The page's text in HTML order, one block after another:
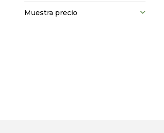
Muestra precio